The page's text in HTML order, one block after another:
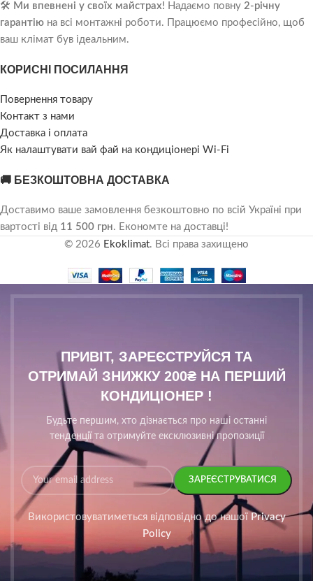
🛠️ Ми впевнені у своїх майстрах! Надаємо повну 2-річну
гарантію на всі монтажні роботи. Працюємо професійно, щоб
ваш клімат був ідеальним.
КОРИСНІ ПОСИЛАННЯ
Повернення товару
Контакт з нами
Доставка і оплата
Як налаштувати вай фай на кондиціонері Wi-Fi
🚚 БЕЗКОШТОВНА ДОСТАВКА
Доставимо ваше замовлення безкоштовно по всій Україні при
вартості від 11 500 грн. Економте на доставці!
© 2026 Ekoklimat. Всі права захищено
ПРИВІТ, ЗАРЕЄСТРУЙСЯ ТА
ОТРИМАЙ ЗНИЖКУ 200₴ НА ПЕРШИЙ
КОНДИЦІОНЕР !
Будьте першим, хто дізнається про наші останні
тенденції та отримуйте ексклюзивні пропозиції
Використовуватиметься відповідно до нашої Privacy
Policy